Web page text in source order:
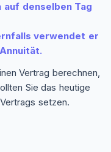
auf denselben Tag
verwendet er
Vertrag berechnen,
Sie das heutige
setzen.